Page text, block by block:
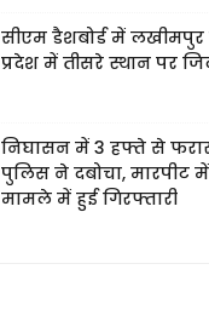
सीएम डैशबोर्ड में लखीमपुर
प्रदेश में तीसरे स्थान पर
निघासन में 3 हफ्ते से
पुलिस ने दबोचा,
मामले में हुई गिरफ्तारी